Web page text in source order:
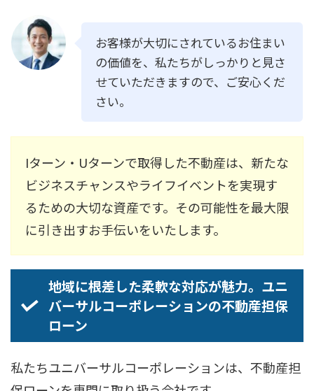
お客様が大切にされているお住まい
の価値を、私たちがしっかりと見さ
せていただきますので、ご安心くだ
さい。
Iターン・Uターンで取得した不動産は、新たな
ビジネスチャンスやライフイベントを実現す
るための大切な資産です。その可能性を最大限
に引き出すお手伝いをいたします。
地域に根差した柔軟な対応が魅力。ユニ
バーサルコーポレーションの不動産担保
ローン
私たちユニバーサルコーポレーションは、不動産担